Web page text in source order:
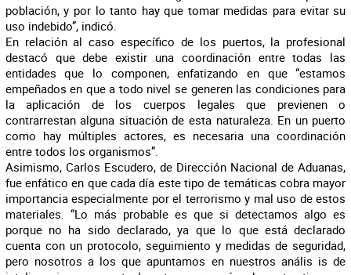
población, y por lo tanto hay que tomar medidas para evitar su
uso indebido”, indicó.
En relación al caso específico de los puertos, la profesional
destacó que debe existir una coordinación entre todas las
entidades que lo componen, enfatizando en que “estamos
empeñados en que a todo nivel se generen las condiciones para
la aplicación de los cuerpos legales que previenen o
contrarrestan alguna situación de esta naturaleza. En un puerto
como hay múltiples actores, es necesaria una coordinación
entre todos los organismos”.
Asimismo, Carlos Escudero, de Dirección Nacional de Aduanas,
fue enfático en que cada día este tipo de temáticas cobra mayor
importancia especialmente por el terrorismo y mal uso de estos
materiales. “Lo más probable es que si detectamos algo es
porque no ha sido declarado, ya que lo que está declarado
cuenta con un protocolo, seguimiento y medidas de seguridad,
pero nosotros a los que apuntamos en nuestros anális is de